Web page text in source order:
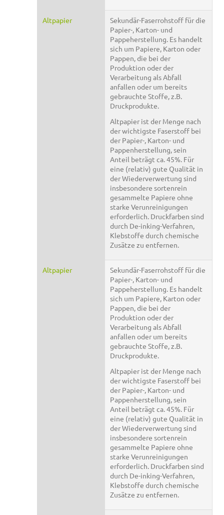
Altpapier
Sekundär-Faserrohstoff für die
Papier-, Karton- und
Pappeherstellung. Es handelt
sich um Papiere, Karton oder
Pappen, die bei der
Produktion oder der
Verarbeitung als Abfall
anfallen oder um bereits
gebrauchte Stoffe, z.B.
Druckprodukte.
Altpapier ist der Menge nach
der wichtigste Faserstoff bei
der Papier-, Karton- und
Pappenherstellung, sein
Anteil beträgt ca. 45%. Für
eine (relativ) gute Qualität in
der Wiederverwertung sind
insbesondere sortenrein
gesammelte Papiere ohne
starke Verunreinigungen
erforderlich. Druckfarben sind
durch De-inking-Verfahren,
Klebstoffe durch chemische
Zusätze zu entfernen.
Altpapier
Sekundär-Faserrohstoff für die
Papier-, Karton- und
Pappeherstellung. Es handelt
sich um Papiere, Karton oder
Pappen, die bei der
Produktion oder der
Verarbeitung als Abfall
anfallen oder um bereits
gebrauchte Stoffe, z.B.
Druckprodukte.
Altpapier ist der Menge nach
der wichtigste Faserstoff bei
der Papier-, Karton- und
Pappenherstellung, sein
Anteil beträgt ca. 45%. Für
eine (relativ) gute Qualität in
der Wiederverwertung sind
insbesondere sortenrein
gesammelte Papiere ohne
starke Verunreinigungen
erforderlich. Druckfarben sind
durch De-inking-Verfahren,
Klebstoffe durch chemische
Zusätze zu entfernen.